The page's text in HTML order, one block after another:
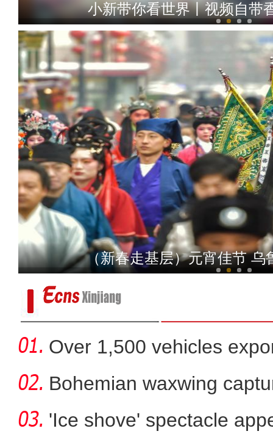
小新带你看世界丨视频自带
新疆阿拉尔市：良好生态吸
（新春走基层）元宵佳节 乌
Over 1,500 vehicles
Bohemian waxwing
'Ice shove' spectacle